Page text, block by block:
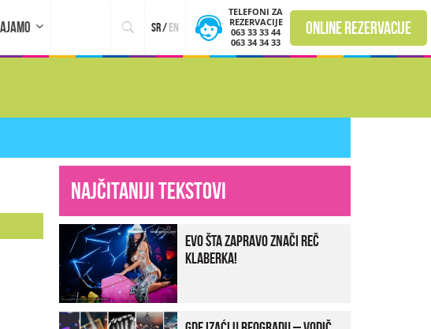
sr/en
TELEFONI ZA
REZERVACIJE
063 33 33 44
063 34 34 33
online rezervacije
Najčitaniji tekstovi
Evo šta zapravo znači reč
klaberka!